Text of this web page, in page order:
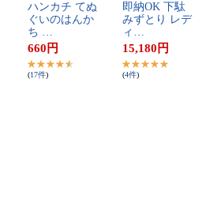
ハ​ン​カ​チ​ ​て​ぬ​
ぐ​い​の​は​ん​か​
ち​ ​…
660 円
(17件)
即​納​O​K​ ​下​駄​ ​
み​ず​と​り​ ​レ​デ​
ィ​…
15,180 円
(4件)